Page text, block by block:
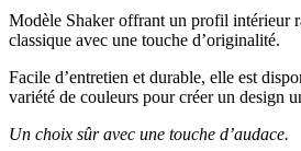
Modèle Shaker offrant un profil intérieur
classique avec une touche d’originalité.
Facile d’entretien et durable, elle est
variété de couleurs pour créer un design
Un choix sûr avec une touche d’audace.